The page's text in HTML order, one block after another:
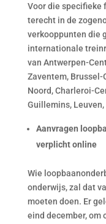
Voor die specifieke
terecht in de
verkooppunten die
internationale
van Antwerpen-
Zaventem,
Noord, Charleroi-
Guillemins,
Aanvragen
verplicht online
Wie
onderwijs, zal dat
moeten doen. Er
eind december, om